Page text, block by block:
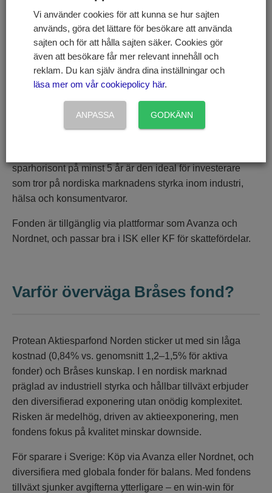
avkastningar på investerat kapital och starka kassaflöden
– utan att ta onödiga finansiella risker eller tolerera
aggressiv redovisning.
Fonden undviker kortsiktiga trender och ser volatilitet som
en möjlighet för långsiktiga investerare.
sparhorisont på minst 5 år är den ideal för investerare
som tror på nordiska marknadens styrka inom industri,
hälsa och konsumentvaror.
Fonden är tillgänglig via plattformar som Avanza och
Nordnet, och passar bra i ISK eller KF för skattefördelar.
Varför överväga Bråses fond?
Protean Aktiesparfond Norden sticker ut med sin låga
kostnad (0,84% vs. genomsnitt 1,2–1,5% för aktiva
fonder) och Bråses kunskap. I en nordisk marknad
präglad av industriell styrka och hållbar tillväxt erbjuder
den diversifierad exponering utan onödig komplexitet.
Risken är medelhög, driven av aktieexponering, men
fondens fokus på kvalitet minskar downside.
För sparare i Sverige: Köp via Avanza eller Nordnet, och
diversifiera med globala fonder för balans. Med fondens
tillväxt sjunker avgifterna ytterligare – en win-win för
Vi använder cookies för att kunna se hur sajten
används, göra det lättare för besökare att använda
sajten och för att hålla sajten säker. Cookies gör
även att besökare får mer relevant innehåll och
reklam. Du kan själv ändra dina inställningar och
läsa mer om vår cookiepolicy här.
ANPASSA GODKÄNN